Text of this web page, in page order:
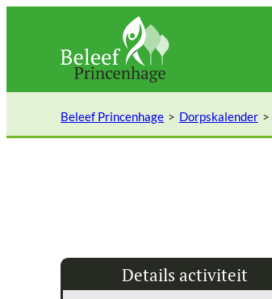
inhoud
Beleef Princenhage Dorpskalender
Details activiteit